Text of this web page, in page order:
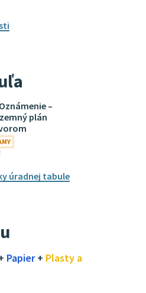
Oznámenie –
plán
úradnej tabule
Papier+ Plasty a